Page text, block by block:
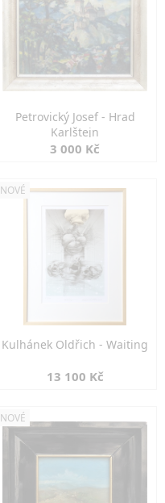
Petrovický Josef - Hrad
Karlštejn
3 000 Kč
NOVÉ
Kulhánek Oldřich - Waiting
13 100 Kč
NOVÉ